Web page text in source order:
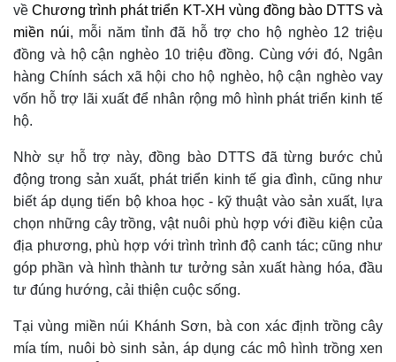
vềChương trình phát triển KT-XH vùng đồng bào DTTS và
miền núi, mỗi năm tỉnh đã hỗ trợ cho hộ nghèo 12 triệu
đồng và hộ cận nghèo 10 triệu đồng. Cùng với đó, Ngân
hàng Chính sách xã hội cho hộ nghèo, hộ cận nghèo vay
vốn hỗ trợ lãi xuất để nhân rộng mô hình phát triển kinh tế
hộ.
Nhờ sự hỗ trợ này, đồng bào DTTS đã từng bước chủ
động trong sản xuất, phát triển kinh tế gia đình, cũng như
biết áp dụng tiến bộ khoa học - kỹ thuật vào sản xuất, lựa
chọn những cây trồng, vật nuôi phù hợp với điều kiện của
địa phương, phù hợp với trình trình độ canh tác; cũng như
góp phần và hình thành tư tưởng sản xuất hàng hóa, đầu
tư đúng hướng, cải thiện cuộc sống.
Tại vùng miền núi Khánh Sơn, bà con xác định trồng cây
mía tím, nuôi bò sinh sản, áp dụng các mô hình trồng xen